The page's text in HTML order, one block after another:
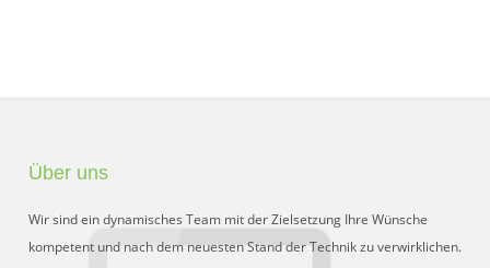
DHL Retoure Online
Über uns
Wir sind ein dynamisches Team mit der Zielsetzung Ihre Wünsche
kompetent und nach dem neuesten Stand der Technik zu verwirklichen.